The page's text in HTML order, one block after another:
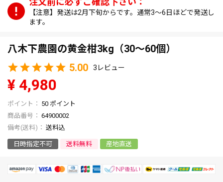
【注意】発送は2月下旬からです。通常3～6日ほどで発送し
ます。
八木下農園の黄金柑3kg（30～60個）
5.00
3
¥ 4,980
50 ポイント
商品番号
64900002
送料込
日時指定不可 送料無料 産地直送